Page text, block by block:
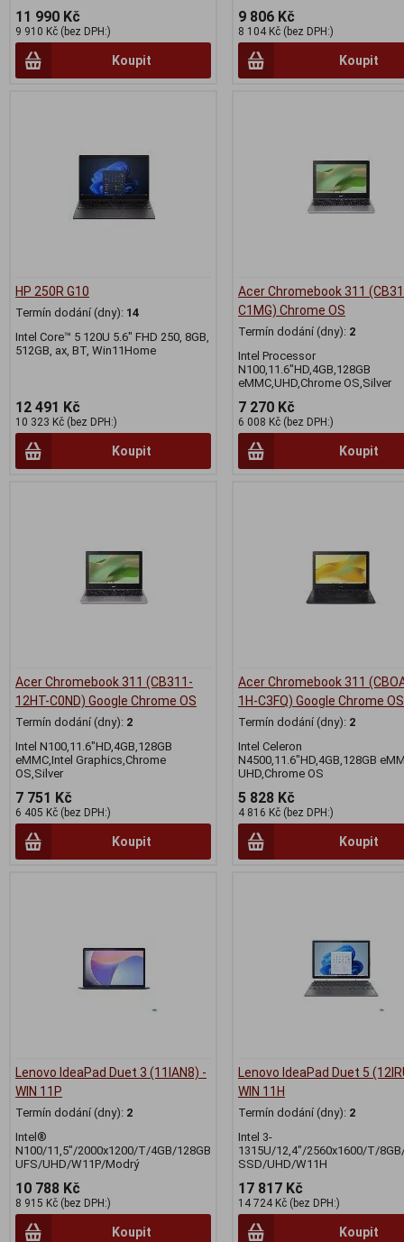
11 990 Kč
9 910 Kč (bez DPH:)
Koupit
9 806 Kč
8 104 Kč (bez DPH:)
Koupit
HP 250R G10
Termín dodání (dny): 14
Intel Core™ 5 120U 5.6" FHD 250, 8GB,
512GB, ax, BT, Win11Home
12 491 Kč
10 323 Kč (bez DPH:)
Koupit
Acer Chromebook 311
C1MG) Chrome OS
Termín dodání (dny): 2
Intel Processor
N100,11.6"HD,4GB,128GB
eMMC,UHD,Chrome OS,Silver
7 270 Kč
6 008 Kč (bez DPH:)
Koupit
Acer Chromebook 311 (CB311-
12HT-C0ND) Google Chrome OS
Termín dodání (dny): 2
Intel N100,11.6"HD,4GB,128GB
eMMC,Intel Graphics,Chrome
OS,Silver
7 751 Kč
6 405 Kč (bez DPH:)
Koupit
Acer Chromebook 311
1H-C3FQ) Google Chrome OS
Termín dodání (dny): 2
Intel Celeron
N4500,11.6"HD,4GB,128GB
UHD,Chrome OS
5 828 Kč
4 816 Kč (bez DPH:)
Koupit
Lenovo IdeaPad Duet 3 (11IAN8) -
WIN 11P
Termín dodání (dny): 2
Intel®
N100/11,5"/2000x1200/T/4GB/128GB
UFS/UHD/W11P/Modrý
10 788 Kč
8 915 Kč (bez DPH:)
Koupit
Lenovo IdeaPad Duet 5
WIN 11H
Termín dodání (dny): 2
Intel 3-
1315U/12,4"/2560x1600/T/
SSD/UHD/W11H
17 817 Kč
14 724 Kč (bez DPH:)
Koupit